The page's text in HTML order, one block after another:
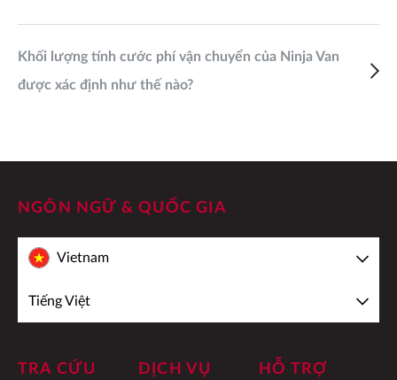
Khối lượng tính cước phí vận chuyển của Ninja Van
được xác định như thế nào?
NGÔN NGỮ & QUỐC GIA
Vietnam
Tiếng Việt
TRA CỨU DỊCH VỤ HỖ TRỢ